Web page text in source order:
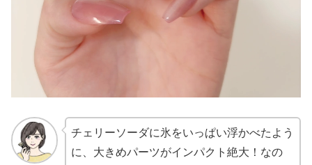
チェリーソーダに氷をいっぱい浮かべたよう
に、大きめパーツがインパクト絶大！なの